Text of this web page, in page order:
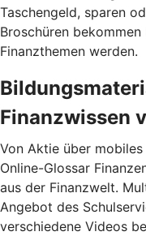
Taschengeld, sparen
Broschüren
Finanzthemen werden.
Finanzwissen
Von Aktie über
Online-Glossar
aus der Finanzwelt.
Angebot des
verschiedene Videos